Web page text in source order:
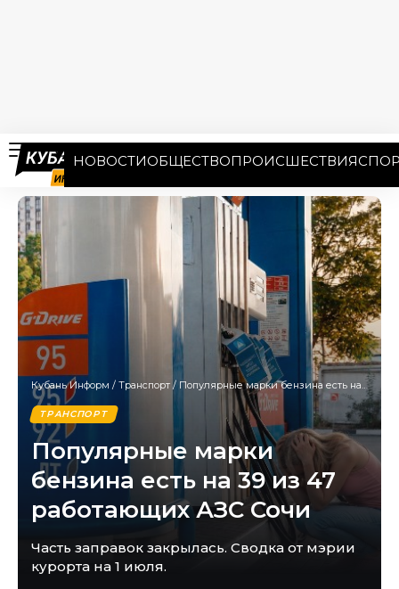
НОВОСТИОБЩЕСТВОПРОИСШЕСТВИЯ
Кубань Информ / Транспорт / Популярные марки бензина есть на 39 из 47 работающих АЗС Сочи
ТРАНСПОРТ
Популярные марки
бензина есть на 39 из 47
работающих АЗС Сочи
Часть заправок закрылась. Сводка от мэрии
курорта на 1 июля.